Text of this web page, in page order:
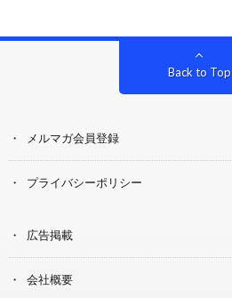
Back to Top
メルマガ会員登録
プライバシーポリシー
広告掲載
会社概要